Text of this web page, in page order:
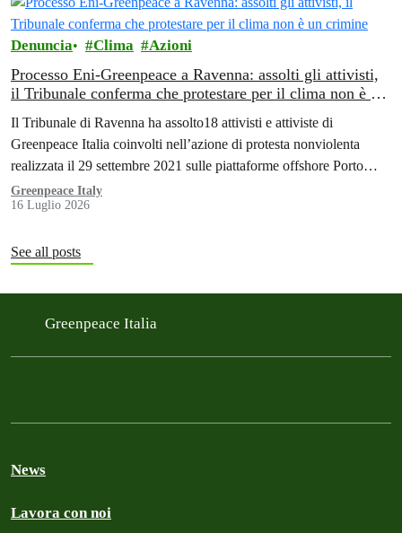
Denuncia Clima Azioni
Processo Eni-Greenpeace a Ravenna: assolti gli attivisti,
il Tribunale conferma che protestare per il clima non è un
Il Tribunale di Ravenna ha assolto18 attivisti e attiviste di
Greenpeace Italia coinvolti nell’azione di protesta nonviolenta
realizzata il 29 settembre 2021 sulle piattaforme offshore Porto
Corsini di Eni, al largo di Ravenna.
Greenpeace Italy
16 Luglio 2026
See all posts
Greenpeace Italia
News
Lavora con noi